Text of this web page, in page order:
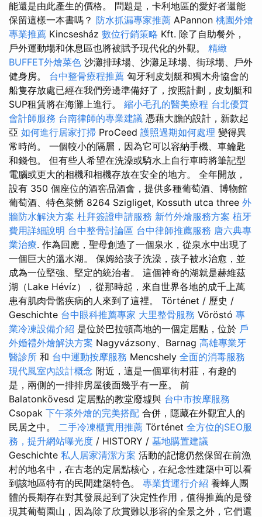
能還是由此產生的價格。 問題是，卡利地區的愛好者還能
保留這樣一本書嗎？ 防水抓漏專家推薦 APannon 桃園外燴
專業推薦 Kincsesház 數位行銷策略 Kft. 除了自助餐外，
戶外運動場和休息區也將被賦予現代化的外觀。 精緻
BUFFET外燴菜色 沙灘排球場、沙灘足球場、街球場、戶外
健身房。 台中整骨療程推薦 匈牙利皮划艇和獨木舟協會的
船隻存放處已經在我們旁邊準備好了，按照計劃，皮划艇和
SUP租賃將在海灘上進行。 縮小毛孔的醫美療程 台北優質
會計師服務 台南律師的專業建議 憑藉大膽的設計，新款起
亞 如何進行居家打掃 ProCeed 護照過期如何處理 變得異
常時尚。 一個較小的隔層，因為它可以容納手機、車鑰匙
和錢包。 但有些人希望在洗澡或騎水上自行車時將筆記型
電腦或更大的相機和相機存放在安全的地方。 全年開放，
設有 350 個座位的酒窖品酒會，提供多種葡萄酒、博物館
葡萄酒、特色菜餚 8264 Szigliget, Kossuth utca three 外
牆防水解決方案 杜拜簽證申請服務 新竹外燴服務方案 植牙
費用詳細說明 台中整骨討論區 台中律師推薦服務 唐六典專
業治療. 作為回應，聖母創造了一個泉水，從泉水中出現了
一個巨大的溫水湖。 保姆給孩子洗澡，孩子被水治愈，並
成為一位堅強、堅定的統治者。 這個神奇的湖就是赫維茲
湖（Lake Hévíz），從那時起，來自世界各地的成千上萬
患有肌肉骨骼疾病的人來到了這裡。 Történet / 歷史 /
Geschichte 台中眼科推薦專家 大里整骨服務 Vöröstó 專
業冷凍設備介紹 是位於巴拉頓高地的一個定居點，位於 戶
外婚禮外燴解決方案 Nagyvázsony、Barnag 高雄專業牙
醫診所 和 台中運動按摩服務 Mencshely 全面的消毒服務
現代風室內設計概念 附近，這是一個單街村莊，有趣的
是，兩側的一排排房屋後面幾乎有一座。 前
Balatonkövesd 定居點的教堂廢墟與 台中市按摩服務
Csopak 下午茶外燴的完美搭配 合併，隱藏在外觀宜人的
民居之中。 二手冷凍櫃實用推薦 Történet 全方位的SEO服
務，提升網站曝光度 / HISTORY / 墓地購置建議
Geschichte 私人居家清潔方案 活動的記憶仍然保留在前漁
村的地名中，在古老的定居點核心，在紀念性建築中可以看
到該地區特有的民間建築特色。 專業貨運行介紹 養蜂人團
體的長期存在對其發展起到了決定性作用，值得推薦的是發
現其葡萄園山，因為除了欣賞難以形容的全景之外，它們還